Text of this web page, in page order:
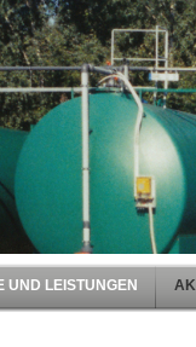
UND LEISTUNGEN